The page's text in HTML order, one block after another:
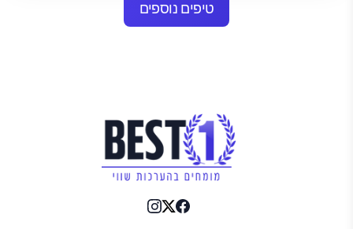
טיפים נוספים